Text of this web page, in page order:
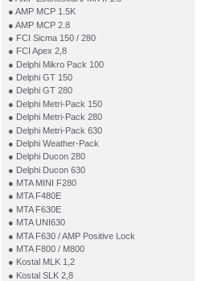
● AMP MCP 1.5K
● AMP MCP 2.8
● FCI Sicma 150 / 280
● FCI Apex 2,8
● Delphi Mikro Pack 100
● Delphi GT 150
● Delphi GT 280
● Delphi Metri-Pack 150
● Delphi Metri-Pack 280
● Delphi Metri-Pack 630
● Delphi Weather-Pack
● Delphi Ducon 280
● Delphi Ducon 630
● MTA MINI F280
● MTA F480E
● MTA F630E
● MTA UNI630
● MTA F630 / AMP Positive Lock
● MTA F800 / M800
● Kostal MLK 1,2
● Kostal SLK 2,8